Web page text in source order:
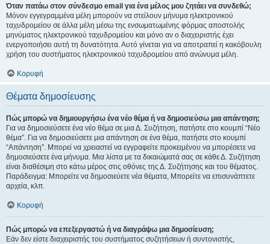
Όταν πατάω στον σύνδεσμο email για ένα μέλος μου ζητάει να συνδεθώ;
Μόνον εγγεγραμμένα μέλη μπορούν να στείλουν μήνυμα ηλεκτρονικού
ταχυδρομείου σε άλλα μέλη μέσω της ενσωματωμένης φόρμας αποστολής
μηνύματος ηλεκτρονικού ταχυδρομείου και μόνο αν ο διαχειριστής έχει
ενεργοποιήσει αυτή τη δυνατότητα. Αυτό γίνεται για να αποτραπεί η κακόβουλη
χρήση του συστήματος ηλεκτρονικού ταχυδρομείου από ανώνυμα μέλη.
Κορυφή
Θέματα δημοσίευσης
Πώς μπορώ να δημιουργήσω ένα νέο θέμα ή να δημοσιεύσω μια απάντηση;
Για να δημοσιεύσετε ένα νέο θέμα σε μια Δ. Συζήτηση, πατήστε στο κουμπί “Νέο
θέμα”. Για να δημοσιεύσετε μια απάντηση σε ένα θέμα, πατήστε στο κουμπί
“Απάντηση”. Μπορεί να χρειαστεί να εγγραφείτε προκειμένου να μπορέσετε να
δημοσιεύσετε ένα μήνυμα. Μια λίστα με τα δικαιώματά σας σε κάθε Δ. Συζήτηση
είναι διαθέσιμη στο κάτω μέρος στις οθόνες της Δ. Συζήτησης και του θέματος.
Παράδειγμα: Μπορείτε να δημοσιεύετε νέα θέματα, Μπορείτε να επισυνάπτετε
αρχεία, κλπ.
Κορυφή
Πώς μπορώ να επεξεργαστώ ή να διαγράψω μια δημοσίευση;
Εάν δεν είστε διαχειριστής του συστήματος συζητήσεων ή συντονιστής,